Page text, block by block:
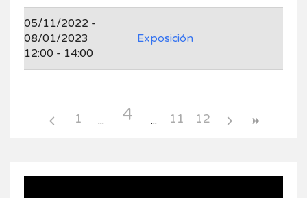
05/11/2022 -
08/01/2023
12:00 - 14:00
Exposición
1 4 11 12